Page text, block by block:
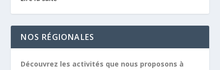
NOS RÉGIONALES
Découvrez les activités que nous proposons à